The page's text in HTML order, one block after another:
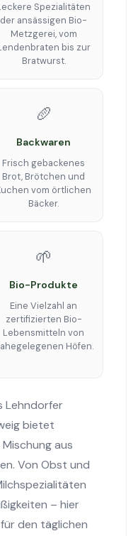
Spezialitäten
der ansässigen Bio-
Metzgerei, vom
bis zur
Bratwurst.
🥖
Backwaren
Frisch gebackenes
Brot, Brötchen und
vom örtlichen
Bäcker.
🌱
Bio-Produkte
Eine Vielzahl an
zertifizierten Bio-
Lebensmitteln von
Höfen.
Lehndorfer
bietet
aus
Von Obst und
– hier
den täglichen